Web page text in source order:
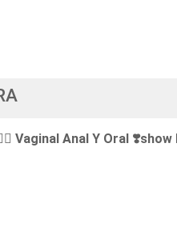
Vaginal Anal Y Oral ❣️show